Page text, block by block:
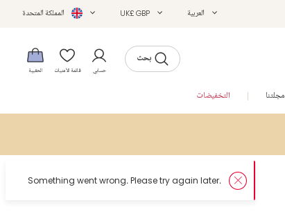
العربية UK£ GBP المملكة المتحدة
بحث
حسابي قائمة الأمنيات الحقيبة
مجلتنا التخفيضات